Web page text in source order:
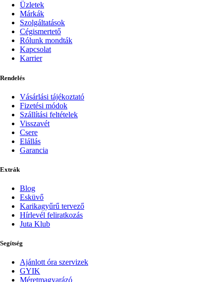
Üzletek
Márkák
Szolgáltatások
Cégismertető
Rólunk mondták
Kapcsolat
Karrier
Rendelés
Vásárlási tájékoztató
Fizetési módok
Szállítási feltételek
Visszavét
Csere
Elállás
Garancia
Extrák
Blog
Esküvő
Karikagyűrű tervező
Hírlevél feliratkozás
Juta Klub
Segítség
Ajánlott óra szervizek
GYIK
Méretmagyarázó